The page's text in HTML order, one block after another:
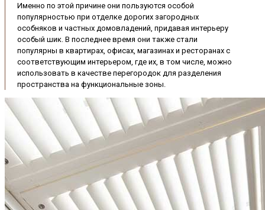
Именно по этой причине они пользуются особой
популярностью при отделке дорогих загородных
особняков и частных домовладений, придавая интерьеру
особый шик. В последнее время они также стали
популярны в квартирах, офисах, магазинах и ресторанах с
соответствующим интерьером, где их, в том числе, можно
использовать в качестве перегородок для разделения
пространства на функциональные зоны.